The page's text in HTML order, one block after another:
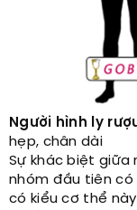
Người hình ly
hẹp, chân dài
Sự khác biệt giữa
nhóm đầu tiên có
có kiểu cơ thể